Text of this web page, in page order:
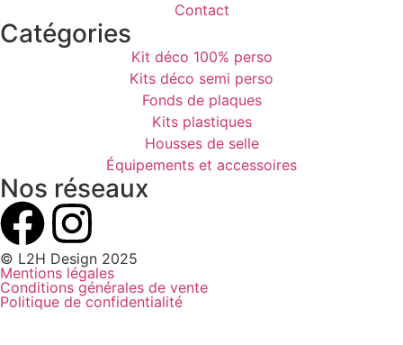
Contact
Catégories
Kit déco 100% perso
Kits déco semi perso
Fonds de plaques
Kits plastiques
Housses de selle
Équipements et accessoires
Nos réseaux
© L2H Design 2025
Mentions légales
Conditions générales de vente
Politique de confidentialité